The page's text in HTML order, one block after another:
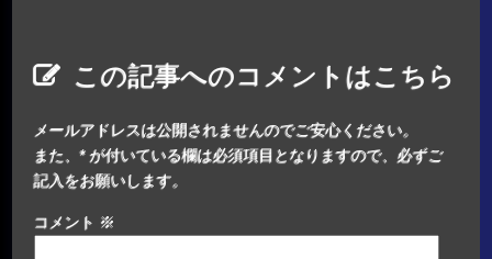
この記事へのコメントはこちら
メールアドレスは公開されませんのでご安心ください。
また、*が付いている欄は必須項目となりますので、必ずご
記入をお願いします。
コメント ※